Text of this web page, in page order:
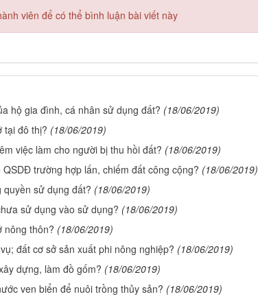
viên để có thể bình luận bài viết này
hộ gia đình, cá nhân sử dụng đất? (18/06/2019)
tại đô thị? (18/06/2019)
việc làm cho người bị thu hồi đất? (18/06/2019)
trường hợp lấn, chiếm đất công cộng? (18/06/2019)
quyền sử dụng đất? (18/06/2019)
sử dụng vào sử dụng? (18/06/2019)
nông thôn? (18/06/2019)
đất cơ sở sản xuất phi nông nghiệp? (18/06/2019)
dựng, làm đồ gốm? (18/06/2019)
ven biển để nuôi trồng thủy sản? (18/06/2019)